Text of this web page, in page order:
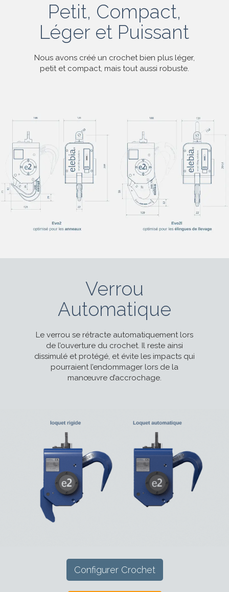
Petit, Compact,
Léger et Puissant
Nous avons créé un crochet bien plus léger,
petit et compact, mais tout aussi robuste.
Verrou
Automatique
Le verrou se rétracte automatiquement lors
de l’ouverture du crochet. Il reste ainsi
dissimulé et protégé, et évite les impacts qui
pourraient l’endommager lors de la
manœuvre d’accrochage.
Configurer Crochet